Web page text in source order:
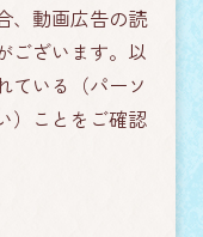
、動画広告の読
ございます。以
ている（パーソ
）ことをご確認